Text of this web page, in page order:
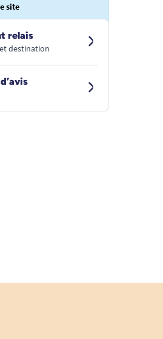
site
relais
destination